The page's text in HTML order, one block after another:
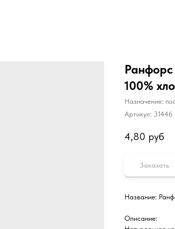
100%
Назначение:
Артикул: 31446
4,80 руб
Заказать
Название:
Описание: